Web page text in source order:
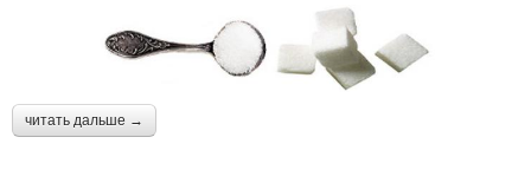
читать дальше →